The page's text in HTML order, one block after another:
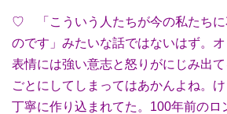
♡ 「こういう人たちが今の私たちに
のです」みたいな話ではないはず。
表情には強い意志と怒りがにじみ出
ごとにしてしまってはあかんよね。
丁寧に作り込まれてた。100年前のロ